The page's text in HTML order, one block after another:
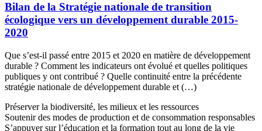
Bilan de la Stratégie nationale de transition
écologique vers un développement durable 2015-
2020
Que s’est-il passé entre 2015 et 2020 en matière de développement
durable ? Comment les indicateurs ont évolué et quelles politiques
publiques y ont contribué ? Quelle continuité entre la précédente
stratégie nationale de développement durable et (…)
Préserver la biodiversité, les milieux et les ressources
Soutenir des modes de production et de consommation responsables
S’appuyer sur l’éducation et la formation tout au long de la vie